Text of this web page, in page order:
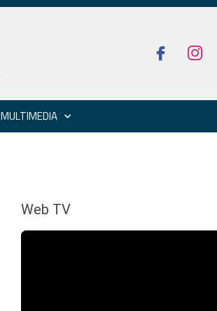
MULTIMEDIA
Web TV